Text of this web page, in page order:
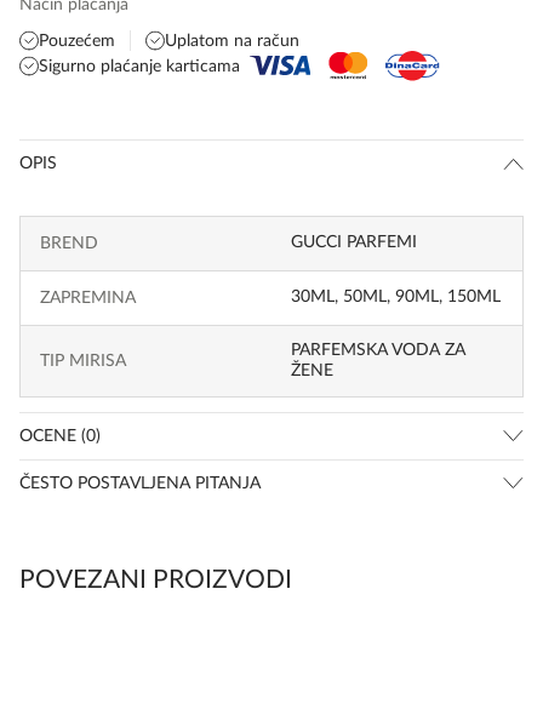
Način plaćanja
Pouzećem
Uplatom na račun
Sigurno plaćanje karticama
OPIS
BREND GUCCI PARFEMI
ZAPREMINA 30ML, 50ML, 90ML, 150ML
TIP MIRISA
PARFEMSKA VODA ZA
ŽENE
OCENE (0)
ČESTO POSTAVLJENA PITANJA
POVEZANI PROIZVODI